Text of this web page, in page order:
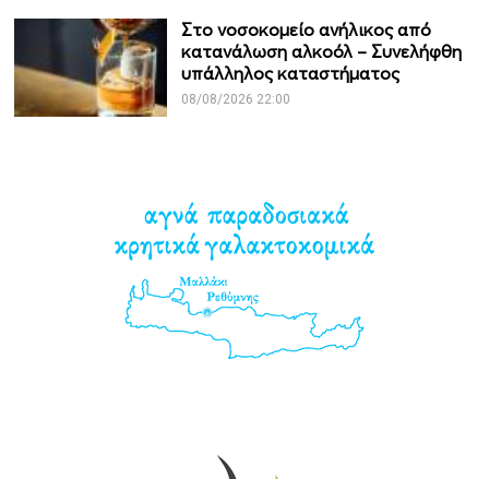
Στο νοσοκομείο ανήλικος από
κατανάλωση αλκοόλ – Συνελήφθη
υπάλληλος καταστήματος
08/08/2026 22:00